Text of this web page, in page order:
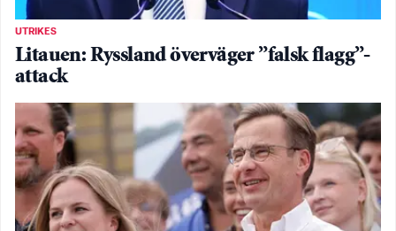
UTRIKES
Litauen: Ryssland överväger ”falsk flagg”-
attack